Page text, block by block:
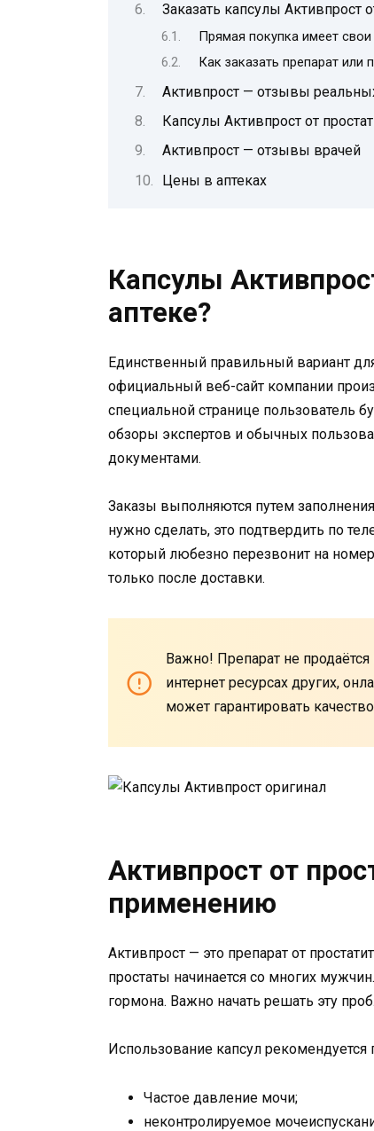
Заказать капсулы Активпрост
Прямая покупка имеет
Как заказать препарат или
Активпрост — отзывы
Капсулы Активпрост от
Активпрост — отзывы врачей
Цены в аптеках
Капсулы
аптеке?
Единственный правильный вариант
официальный веб-сайт компании
специальной странице пользователь
обзоры экспертов и обычных
документами.
Заказы выполняются путем
нужно сделать, это подтвердить по
который любезно перезвонит на
только после доставки.
Важно! Препарат не
интернет ресурсах других,
может гарантировать
Активпрост от
применению
Активпрост — это препарат от
простаты начинается со многих
гормона. Важно начать решать эту
Использование капсул
Частое давление мочи;
неконтролируемое